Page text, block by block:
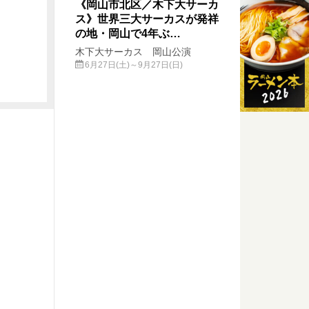
《岡山市北区／木下大サーカ
ス》世界三大サーカスが発祥
の地・岡山で4年ぶ…
木下大サーカス 岡山公演
6月27日(土)～9月27日(日)